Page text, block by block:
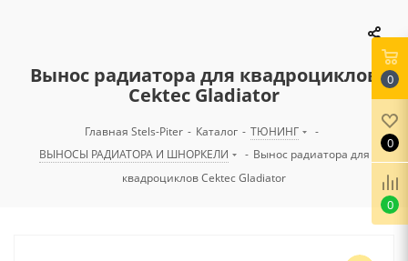
Вынос радиатора для квадроциклов
Cektec Gladiator
Главная Stels-Piter - Каталог - ТЮНИНГ
-
ВЫНОСЫ РАДИАТОРА И ШНОРКЕЛИ
- Вынос радиатора для
квадроциклов Cektec Gladiator
0
0
0